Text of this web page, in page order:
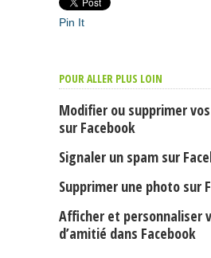
Pin It
POUR ALLER PLUS LOIN
Modifier ou supprimer
sur Facebook
Signaler un spam sur
Supprimer une photo sur
Afficher et personnaliser
d’amitié dans Facebook